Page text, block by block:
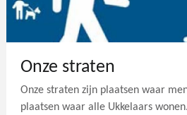
Onze straten
Onze straten zijn plaatsen waar
plaatsen waar alle Ukkelaars